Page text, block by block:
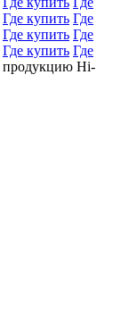
Где купить Где
Где купить Где
Где купить Где
продукцию Hi-